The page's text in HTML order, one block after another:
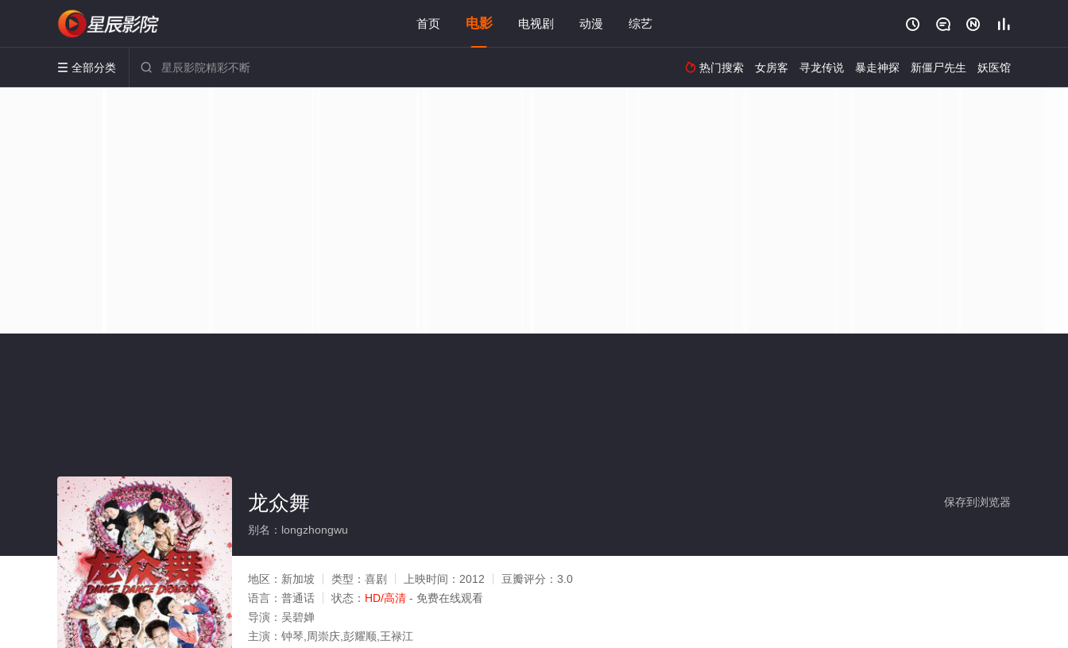
首页 电影 电视剧 动漫 综艺    
 全部分类   热门搜索 女房客 寻龙传说 暴走神探 新僵尸先生 妖医馆
保存到浏览器
龙众舞
别名：longzhongwu
地区： 新加坡 类型： 喜剧 上映时间： 2012 豆瓣评分： 3.0
语言： 普通话 状态： HD/高清 - 免费在线观看
导演： 吴碧婵
主演： 钟琴,周崇庆,彭耀顺,王禄江